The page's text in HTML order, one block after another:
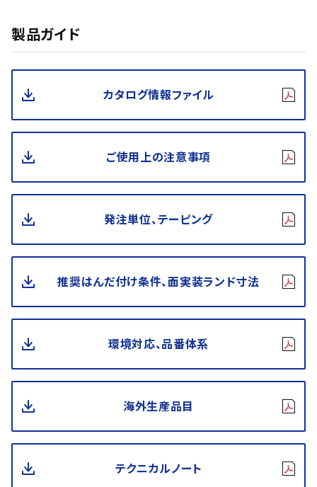
製品ガイド
カタログ情報ファイル
ご使用上の注意事項
発注単位、テーピング
推奨はんだ付け条件、面実装ランド寸法
環境対応、品番体系
海外生産品目
テクニカルノート